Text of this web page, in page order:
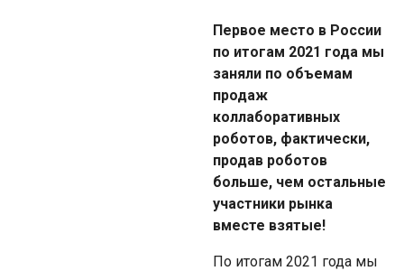
Первое место в России
по итогам 2021 года мы
заняли по объемам
продаж
коллаборативных
роботов, фактически,
продав роботов
больше, чем остальные
участники рынка
вместе взятые!
По итогам 2021 года мы